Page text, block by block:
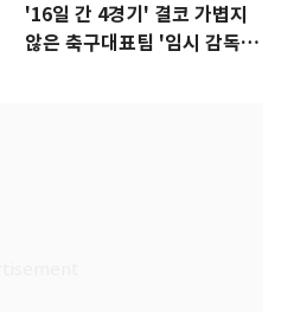
'16일 간 4경기' 결코 가볍지
않은 축구대표팀 '임시 감독'